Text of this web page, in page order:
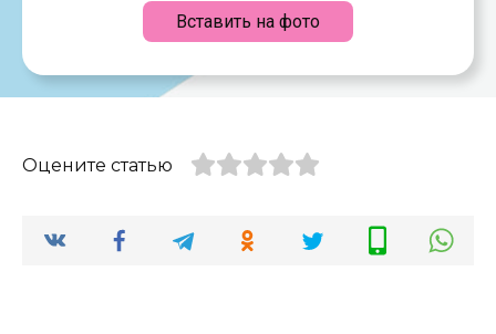
Вставить на фото
Оцените статью